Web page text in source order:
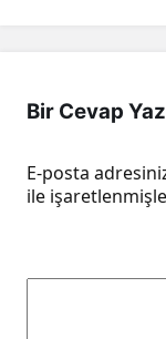
Bir Cevap Yaz
E-posta
ile